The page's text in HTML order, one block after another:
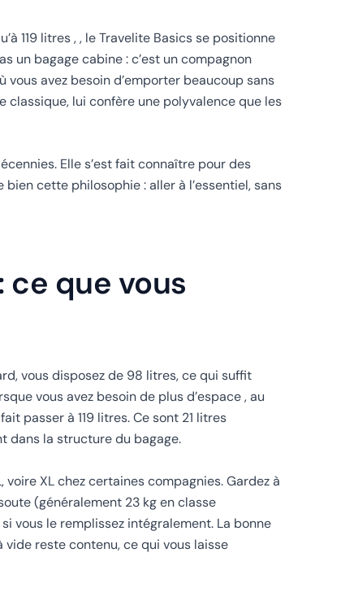
119 litres , , le Travelite Basics se positionne
un bagage cabine : c’est un compagnon
vous avez besoin d’emporter beaucoup sans
lui confère une polyvalence que les
Elle s’est fait connaître pour des
cette philosophie : aller à l’essentiel, sans
que vous
vous disposez de 98 litres, ce qui suffit
vous avez besoin de plus d’espace , au
passer à 119 litres. Ce sont 21 litres
dans la structure du bagage.
XL chez certaines compagnies. Gardez à
(généralement 23 kg en classe
vous le remplissez intégralement. La bonne
vide reste contenu, ce qui vous laisse